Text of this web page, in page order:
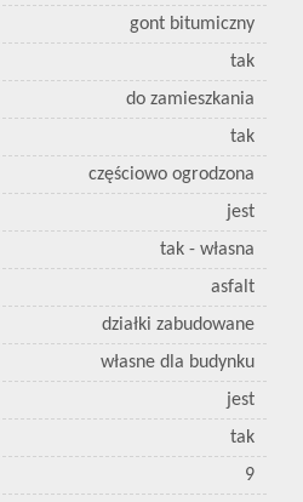
gont bitumiczny
tak
do zamieszkania
tak
częściowo ogrodzona
jest
tak - własna
asfalt
działki zabudowane
własne dla budynku
jest
tak
9